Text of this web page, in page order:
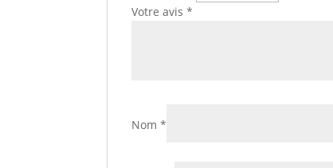
Votre avis*
Nom*